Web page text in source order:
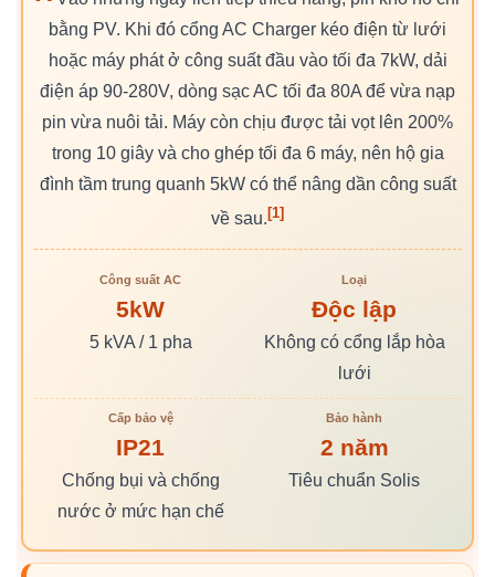
bằng PV. Khi đó cổng AC Charger kéo điện từ lưới
hoặc máy phát ở công suất đầu vào tối đa 7kW, dải
điện áp 90-280V, dòng sạc AC tối đa 80A để vừa nạp
pin vừa nuôi tải. Máy còn chịu được tải vọt lên 200%
trong 10 giây và cho ghép tối đa 6 máy, nên hộ gia
đình tầm trung quanh 5kW có thể nâng dần công suất
về sau. [1]
Công suất AC
5kW
5 kVA / 1 pha
Loại
Độc lập
Không có cổng lắp hòa
lưới
Cấp bảo vệ
IP21
Chống bụi và chống
nước ở mức hạn chế
Bảo hành
2 năm
Tiêu chuẩn Solis